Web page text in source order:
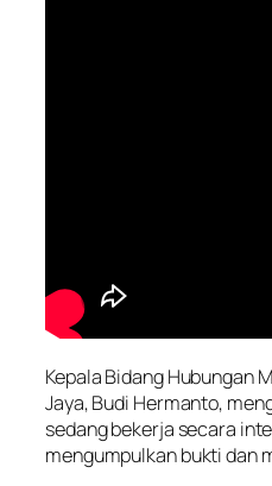
Kepala Bidang Hubungan
Jaya, Budi Hermanto,
sedang bekerja secara
mengumpulkan bukti dan